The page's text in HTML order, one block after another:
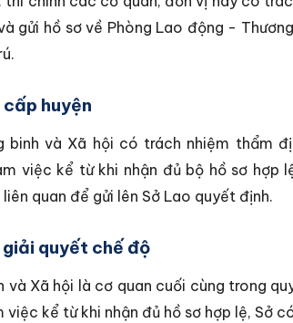
gửi hồ sơ về Phòng Lao động -
huyện
binh và Xã hội có trách nhiệm thẩm
việc kể từ khi nhận đủ bộ hồ sơ hợp
quan để gửi lên Sở Lao quyết định.
quyết chế độ
và Xã hội là cơ quan cuối cùng trong
kể từ khi nhận đủ hồ sơ hợp lệ, Sở